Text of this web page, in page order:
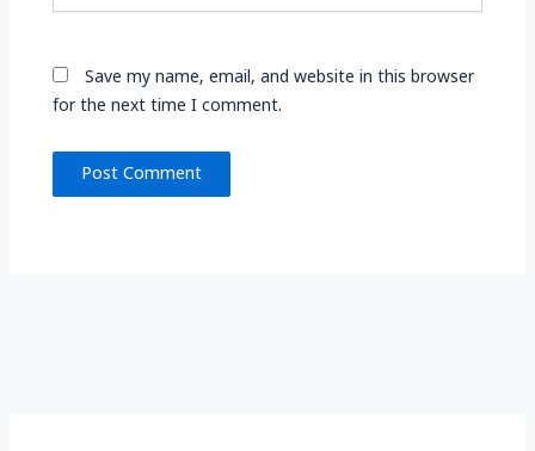
Save my name, email, and website in this browser
for the next time I comment.